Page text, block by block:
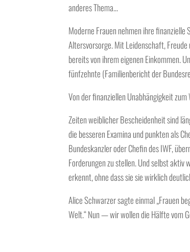
anderes Thema…
Moderne Frauen nehmen ihre
Altersvorsorge. Mit Leidenschaft,
bereits von ihrem eigenen Einkommen.
fünfzehnte (Familienbericht der
Von der finanziellen Unabhängigkeit
Zeiten weiblicher Bescheidenheit sind
die besseren Examina und punkten als
Bundeskanzler oder Chefin des IWF,
Forderungen zu stellen. Und selbst aktiv
erkennt, ohne dass sie sie wirklich
Alice Schwarzer sagte einmal „Frauen
Welt.“ Nun — wir wollen die Hälfte vom